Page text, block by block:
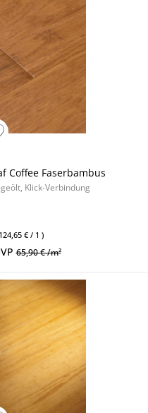
Coffee Faserbambus
Klick-Verbindung
€ / 1 )
65,90 € /m²